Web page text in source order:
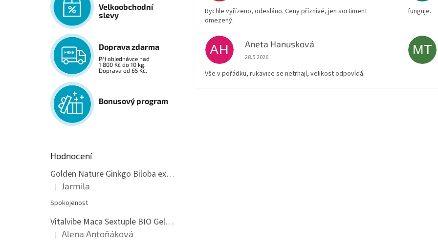
Velkoobchodní
slevy
Doprava zdarma
Při objednávce nad
1 800 Kč do 10 kg.
Doprava od 65 Kč.
Bonusový program
Hodnocení
Golden Nature Ginkgo Biloba extrakt 50:1 60mg, 100 kapslí
Hodnocení produktu je 5 z 5 hvězdiček.
| Jarmila
Spokojenost
Vitalvibe Maca Sextuple BIO Gelatinized 3-Complex, 60 kapslí
Hodnocení produktu je 5 z 5 hvězdiček.
| Alena Antoňáková
Rychle vyřízeno, odesláno. Ceny příznivé, jen sortiment
omezený.
funguje.
AH Aneta Hanusková
Hodnocení obchodu je 5 z 5 hvězdiček.
28.5.2026
Vše v pořádku, rukavice se netrhají, velikost odpovídá.
MT